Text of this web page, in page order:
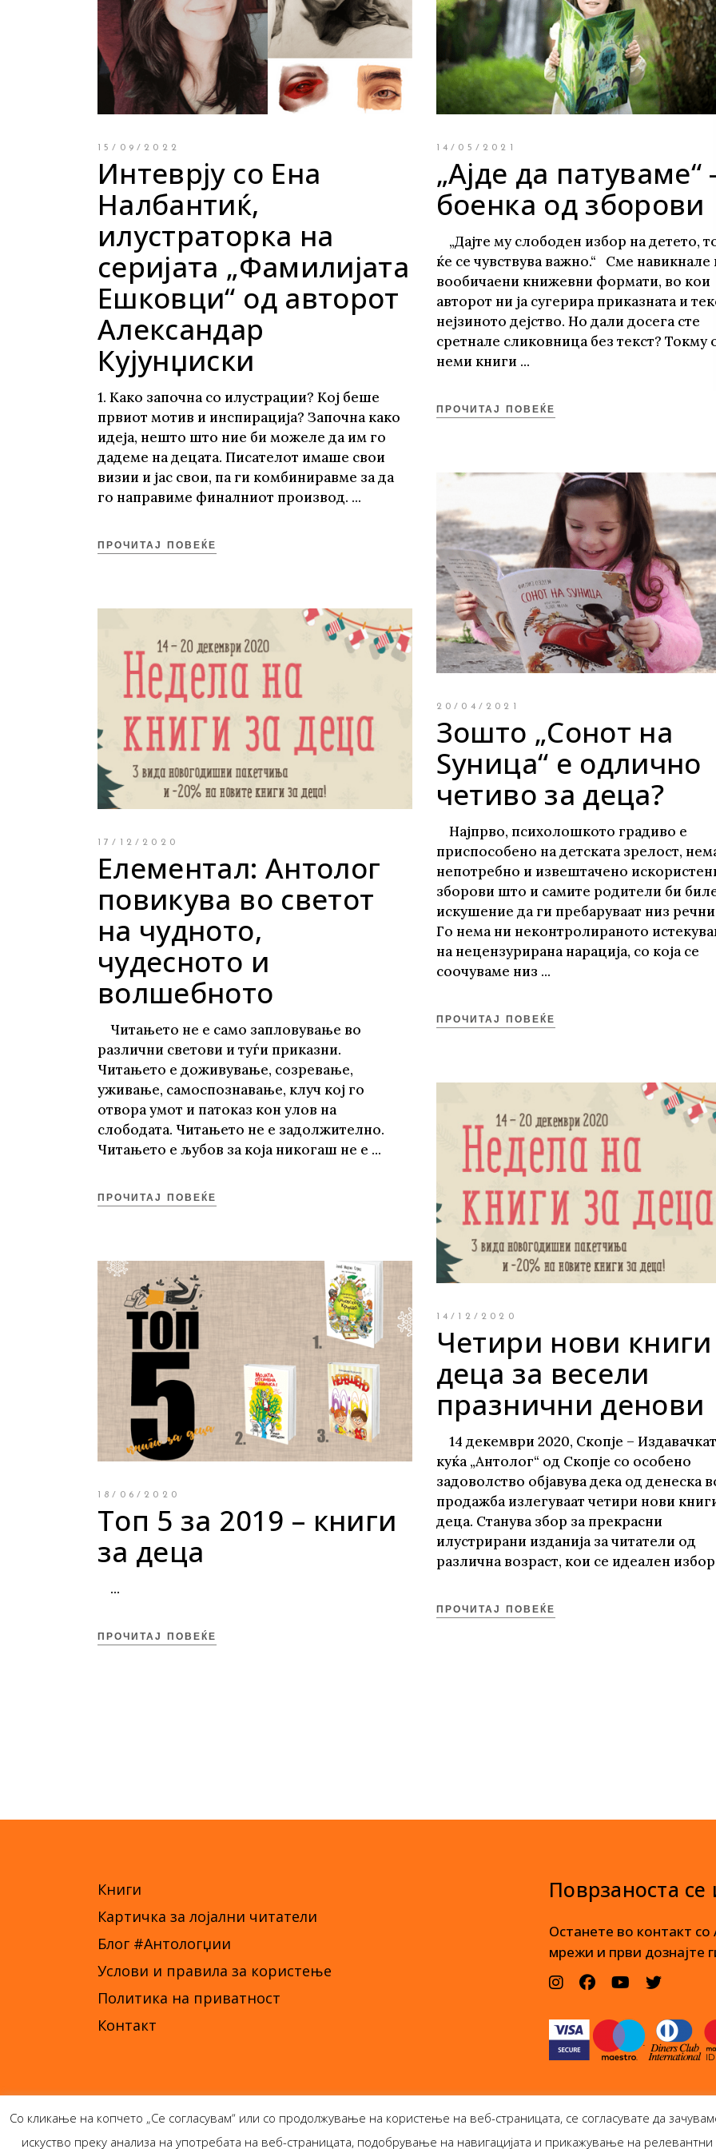
Young adult
Сите фикција
Сите нефикција
15/09/2022
Интеврју со Ена
Налбантиќ,
илустраторка на
серијата „Фамилијата
Ешковци“ од авторот
Александар
Кујунџиски
1. Како започна со илустрации? Кој беше
првиот мотив и инспирација? Започна како
идеја, нешто што ние би можеле да им го
дадеме на децата. Писателот имаше свои
визии и јас свои, па ги комбиниравме за да
го направиме финалниот производ.
ПРОЧИТАЈ ПОВЕЌЕ
14/05/2021
„Ајде да патуваме“
боенка од зборови
„Дајте му слободен избор на детето,
ќе се чувствува важно.“ Сме навикнале
вообичаени книжeвни формати, во кои
авторот ни ја сугерира приказната и
нејзиното дејство. Но дали досега сте
сретнале сликовница без текст? Токму
неми книги
ПРОЧИТАЈ ПОВЕЌЕ
20/04/2021
Зошто „Сонот на
Ѕуница“ е одлично
четиво за деца?
Најпрво, психолошкото градиво е
приспособено на детската зрелост,
непотребно и извештачено
зборови што и самите родители би
искушение да ги пребаруваат низ
Го нема ни неконтролираното
на нецензурирана нарација, со која се
соочуваме низ
ПРОЧИТАЈ ПОВЕЌЕ
17/12/2020
Елементал: Антолог
повикува во светот
на чудното,
чудесното и
волшебното
Читањето не е само запловување во
различни светови и туѓи приказни.
Читањето е доживување, созревање,
уживање, самоспознавање, клуч кој го
отвора умот и патоказ кон улов на
слободата. Читањето не е задолжително.
Читањето е љубов за која никогаш не е
ПРОЧИТАЈ ПОВЕЌЕ
14/12/2020
Четири нови книги
деца за весели
празнични денови
14 декември 2020, Скопје –
куќа „Антолог“ од Скопје со особено
задоволство објавува дека од денеска
продажба излегуваат четири нови
деца. Станува збор за прекрасни
илустрирани изданија за читатели од
различна возраст, кои се идеален
ПРОЧИТАЈ ПОВЕЌЕ
18/06/2020
Топ 5 за 2019 – книги
за деца
ПРОЧИТАЈ ПОВЕЌЕ
Книги
Картичка за лојални читатели
Блог #Антологџии
Услови и правила за користење
Политика на приватност
Контакт
Поврзаноста се
Останете во контакт
мрежи и први дознајте
Со кликање на копчето „Се согласувам“ или со продолжување на користење на веб-страницата, се согласувате да
искуство преку анализа на употребата на веб-страницата, подобрување на навигацијата и прикажување на